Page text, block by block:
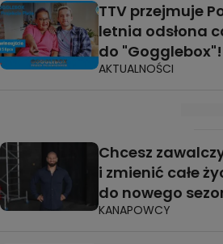
TTV przejmuje
letnia odsłona
do "Gogglebox"!
AKTUALNOŚCI
Chcesz
i zmienić całe
do nowego
KANAPOWCY